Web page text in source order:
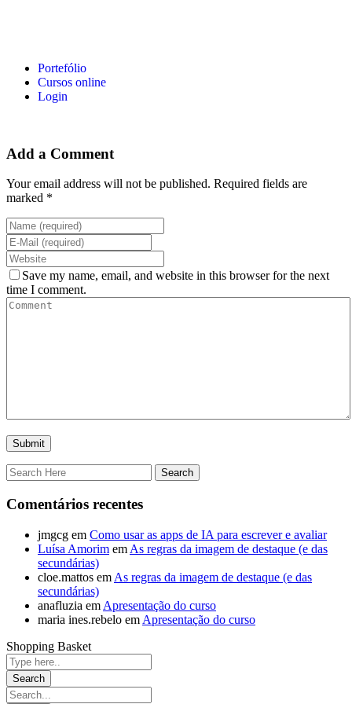
Portefólio
Cursos online
Login
Add a Comment
Your email address will not be published. Required fields are
marked *
Save my name, email, and website in this browser for the next
time I comment.
Comentários recentes
jmgcg em Como usar as apps de IA para escrever e avaliar
Luísa Amorim em As regras da imagem de destaque (e das
secundárias)
cloe.mattos em As regras da imagem de destaque (e das
secundárias)
anafluzia em Apresentação do curso
maria ines.rebelo em Apresentação do curso
Shopping Basket